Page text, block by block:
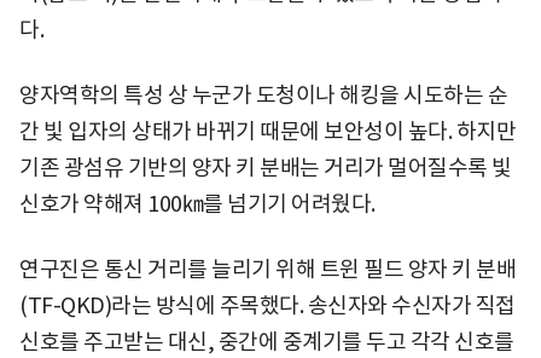
다.
양자역학의 특성 상 누군가 도청이나 해킹을 시도하는 순
간 빛 입자의 상태가 바뀌기 때문에 보안성이 높다. 하지만
기존 광섬유 기반의 양자 키 분배는 거리가 멀어질수록 빛
신호가 약해져 100㎞를 넘기기 어려웠다.
연구진은 통신 거리를 늘리기 위해 트윈 필드 양자 키 분배
(TF-QKD)라는 방식에 주목했다. 송신자와 수신자가 직접
신호를 주고받는 대신, 중간에 중계기를 두고 각각 신호를